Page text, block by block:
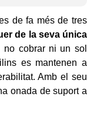
de fa més de tres
de la seva única
cobrar ni un sol
es mantenen a
Amb el seu
onada de suport a